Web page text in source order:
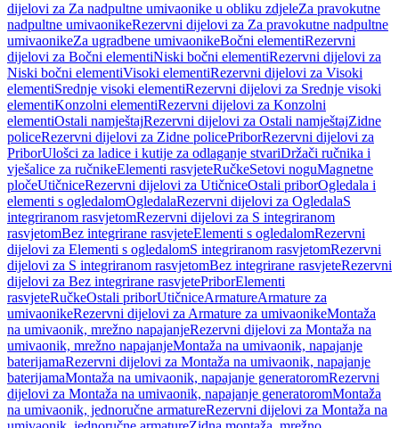
dijelovi za Za nadpultne umivaonike u obliku zdjeleZa pravokutne
nadpultne umivaonikeRezervni dijelovi za Za pravokutne nadpultne
umivaonikeZa ugradbene umivaonikeBočni elementiRezervni
dijelovi za Bočni elementiNiski bočni elementiRezervni dijelovi za
Niski bočni elementiVisoki elementiRezervni dijelovi za Visoki
elementiSrednje visoki elementiRezervni dijelovi za Srednje visoki
elementiKonzolni elementiRezervni dijelovi za Konzolni
elementiOstali namještajRezervni dijelovi za Ostali namještajZidne
policeRezervni dijelovi za Zidne policePriborRezervni dijelovi za
PriborUlošci za ladice i kutije za odlaganje stvariDržači ručnika i
vješalice za ručnikeElementi rasvjeteRučkeSetovi noguMagnetne
pločeUtičniceRezervni dijelovi za UtičniceOstali priborOgledala i
elementi s ogledalomOgledalaRezervni dijelovi za OgledalaS
integriranom rasvjetomRezervni dijelovi za S integriranom
rasvjetomBez integrirane rasvjeteElementi s ogledalomRezervni
dijelovi za Elementi s ogledalomS integriranom rasvjetomRezervni
dijelovi za S integriranom rasvjetomBez integrirane rasvjeteRezervni
dijelovi za Bez integrirane rasvjetePriborElementi
rasvjeteRučkeOstali priborUtičniceArmatureArmature za
umivaonikeRezervni dijelovi za Armature za umivaonikeMontaža
na umivaonik, mrežno napajanjeRezervni dijelovi za Montaža na
umivaonik, mrežno napajanjeMontaža na umivaonik, napajanje
baterijamaRezervni dijelovi za Montaža na umivaonik, napajanje
baterijamaMontaža na umivaonik, napajanje generatoromRezervni
dijelovi za Montaža na umivaonik, napajanje generatoromMontaža
na umivaonik, jednoručne armatureRezervni dijelovi za Montaža na